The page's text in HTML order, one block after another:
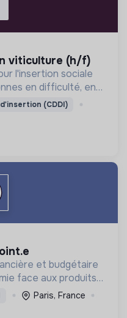
viticulture (h/f)
l'insertion sociale
en difficulté, en
espaces
nettoyage)
(CDDI)
et budgétaire
face aux produits
et briser le
Paris, France